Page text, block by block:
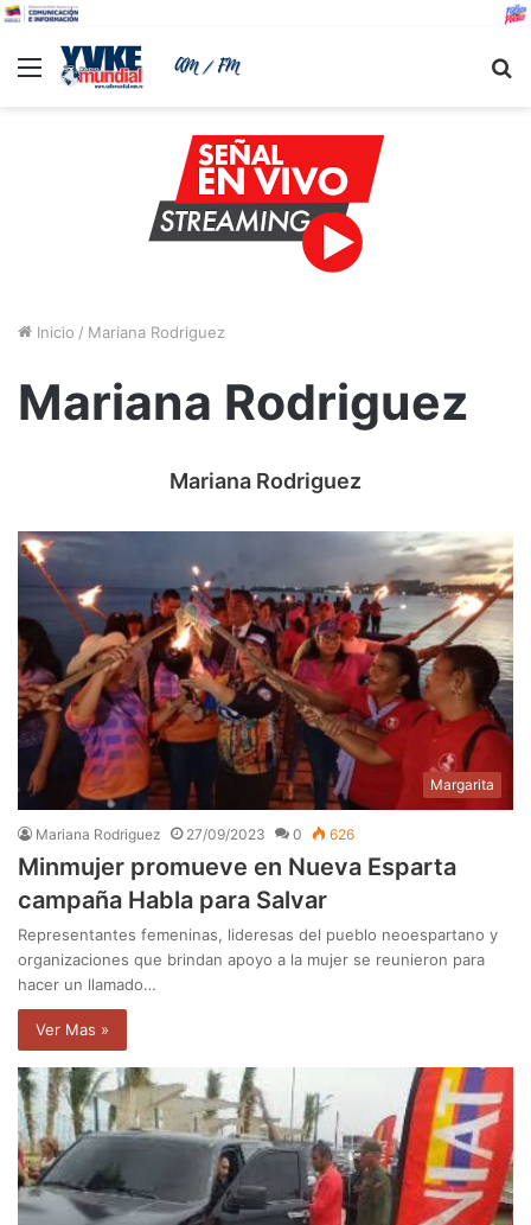
Menu
Inicio / Mariana Rodriguez
Mariana Rodriguez
Mariana Rodriguez
Margarita
Mariana Rodriguez 27/09/2023 0 626
Minmujer promueve en Nueva Esparta
campaña Habla para Salvar
Representantes femeninas, lideresas del pueblo neoespartano y
organizaciones que brindan apoyo a la mujer se reunieron para
hacer un llamado…
Ver Mas »